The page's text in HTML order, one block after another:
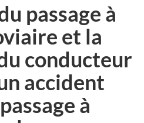
passage à
et la
conducteur
accident
à